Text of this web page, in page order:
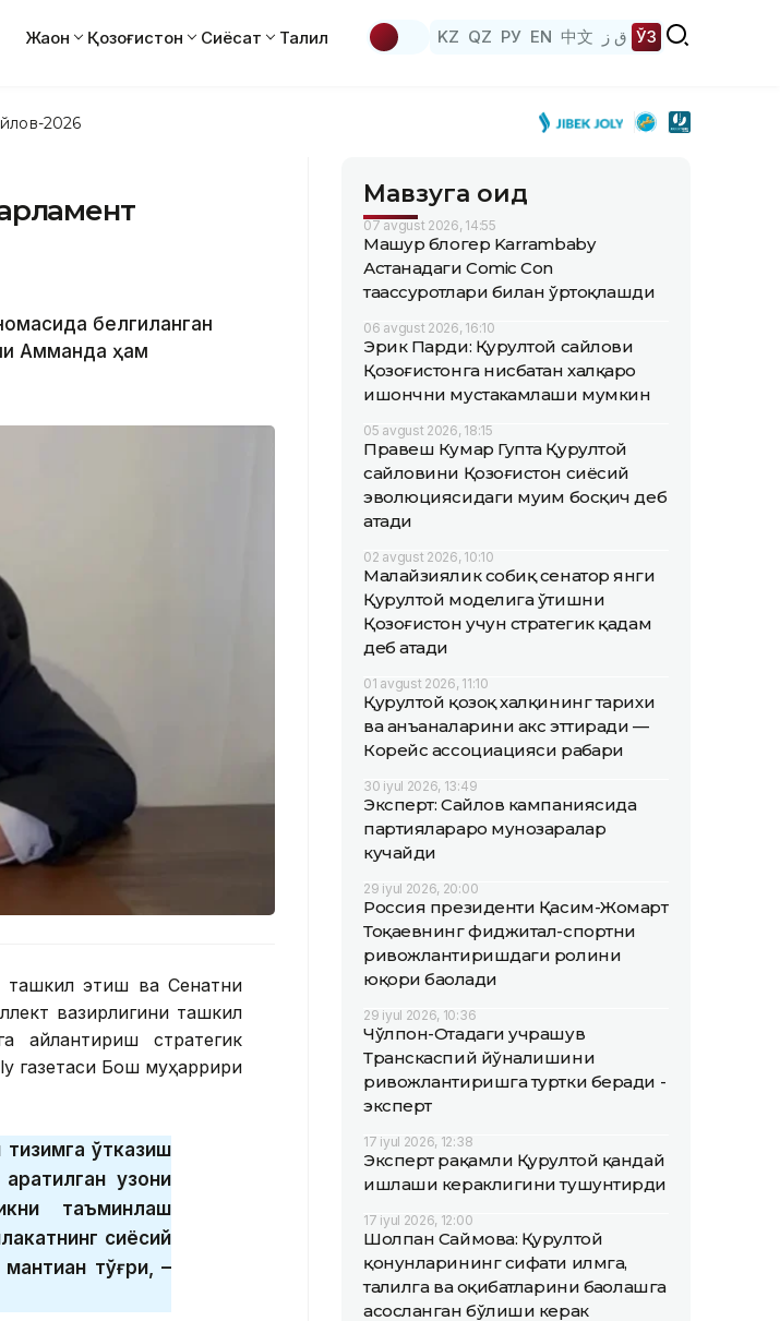
Жаҳон Қозоғистон Сиёсат Таҳлил KZ QZ РУ EN 中文 ق ز ЎЗ
2026
белгиланган
Амманда ҳам
ташкил этиш ва Сенатни
вазирлигини ташкил
айлантириш стратегик
газетаси Бош муҳаррири
тизимга ўтказиш
узоқни
таъминлаш
сиёсий
тўғри, –
Мавзуга оид
07 avgust 2026, 14:55
Машҳур блогер Karrambaby
Астанадаги Comic Con
таассуротлари билан ўртоқлашди
06 avgust 2026, 16:10
Эрик Парди: Қурултой сайлови
Қозоғистонга нисбатан халқаро
ишончни мустаҳкамлаши мумкин
05 avgust 2026, 18:15
Правеш Кумар Гупта Қурултой
сайловини Қозоғистон сиёсий
эволюциясидаги муҳим босқич деб
атади
02 avgust 2026, 10:10
Малайзиялик собиқ сенатор янги
Қурултой моделига ўтишни
Қозоғистон учун стратегик қадам
деб атади
01 avgust 2026, 11:10
Қурултой қозоқ халқининг тарихи
ва анъаналарини акс эттиради —
Корейс ассоциацияси раҳбари
30 iyul 2026, 13:49
Эксперт: Сайлов кампаниясида
партиялараро мунозаралар
кучайди
29 iyul 2026, 20:00
Россия президенти Қасим-Жомарт
Тоқаевнинг фиджитал-спортни
ривожлантиришдаги ролини
юқори баҳолади
29 iyul 2026, 10:36
Чўлпон-Отадаги учрашув
Транскаспий йўналишини
ривожлантиришга туртки беради -
эксперт
17 iyul 2026, 12:38
Эксперт рақамли Қурултой қандай
ишлаши кераклигини тушунтирди
17 iyul 2026, 12:00
Шолпан Саймова: Қурултой
қонунларининг сифати илмга,
таҳлилга ва оқибатларини баҳолашга
асосланган бўлиши керак